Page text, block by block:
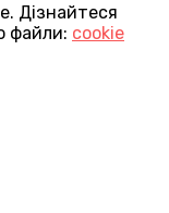
Дізнайтеся
файли: cookie